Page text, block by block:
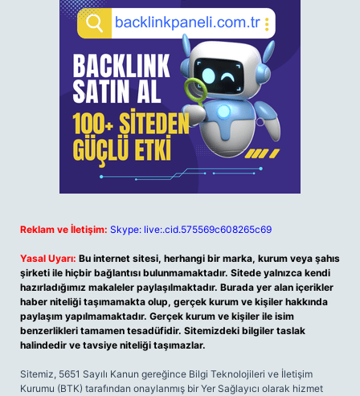
Reklam ve İletişim: Skype: live:.cid.575569c608265c69
Yasal Uyarı: Bu internet sitesi, herhangi bir marka, kurum veya şahıs
şirketi ile hiçbir bağlantısı bulunmamaktadır. Sitede yalnızca kendi
hazırladığımız makaleler paylaşılmaktadır. Burada yer alan içerikler
haber niteliği taşımamakta olup, gerçek kurum ve kişiler hakkında
paylaşım yapılmamaktadır. Gerçek kurum ve kişiler ile isim
benzerlikleri tamamen tesadüfidir. Sitemizdeki bilgiler taslak
halindedir ve tavsiye niteliği taşımazlar.
Sitemiz, 5651 Sayılı Kanun gereğince Bilgi Teknolojileri ve İletişim
Kurumu (BTK) tarafından onaylanmış bir Yer Sağlayıcı olarak hizmet